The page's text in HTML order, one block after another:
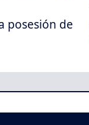
posesión de